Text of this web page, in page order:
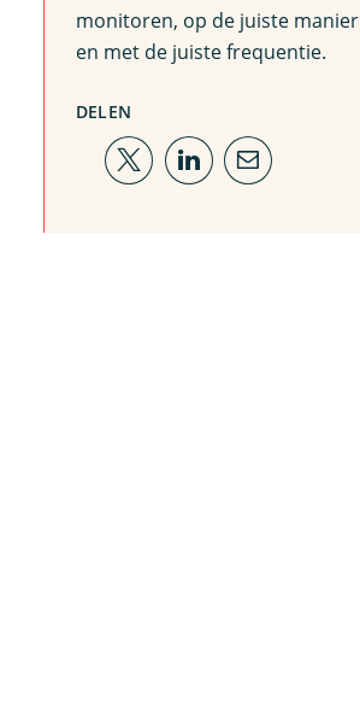
monitoren, op de juiste manier
en met de juiste frequentie.
DELEN